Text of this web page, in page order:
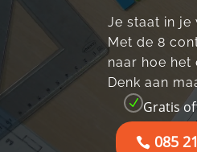
Je staat in je
Met de 8
naar hoe
Denk aan
N Gratis
085